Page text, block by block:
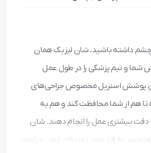
چشم داشته باشید، شان لیزیک همان
شما و تیم پزشکی را در طول عمل
پوشش استریل مخصوص جراحی‌های
هم از شما محافظت کند و هم به
دقت بیشتری عمل را انجام دهند. شان
به فرد خود، تجربه‌ای ایمن و راحت